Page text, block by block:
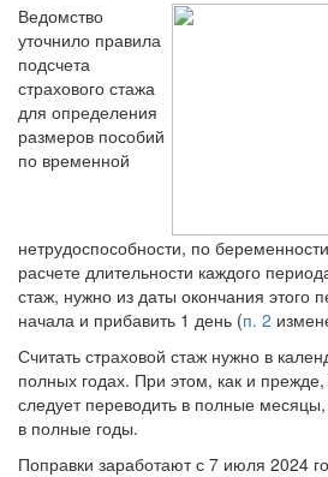
Ведомство
уточнило правила
подсчета
страхового стажа
для определения
размеров пособий
по временной
нетрудоспособности, по
расчете длительности каждого
стаж, нужно из даты окончания этого
начала и прибавить 1 день (п. 2
Считать страховой стаж нужно в
полных годах. При этом, как и
следует переводить в полные
в полные годы.
Поправки заработают с 7 июля 2024